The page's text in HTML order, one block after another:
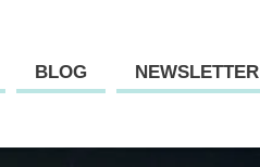
BLOG NEWSLETTER